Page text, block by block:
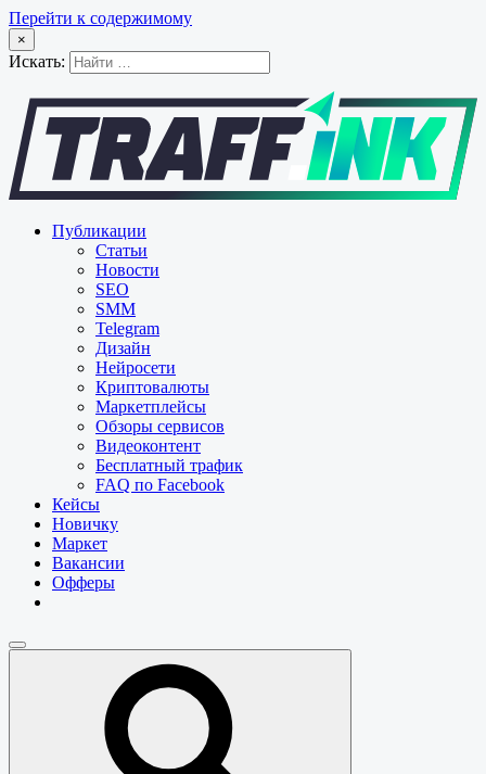
Перейти к содержимому
×
Искать:
Публикации
Статьи
Новости
SEO
SMM
Telegram
Дизайн
Нейросети
Криптовалюты
Маркетплейсы
Обзоры сервисов
Видеоконтент
Бесплатный трафик
FAQ по Facebook
Кейсы
Новичку
Маркет
Вакансии
Офферы